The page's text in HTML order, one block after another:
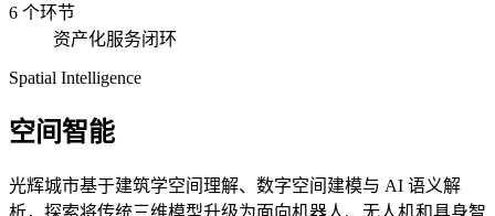
6 个环节
资产化服务闭环
Spatial Intelligence
空间智能
光辉城市基于建筑学空间理解、数字空间建模与 AI 语义解